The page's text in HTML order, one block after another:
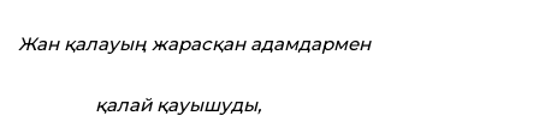
Жан қалауың жарасқан адамдармен
қалай қауышуды,